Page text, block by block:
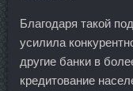
Благодаря такой
усилила
другие банки в
кредитование